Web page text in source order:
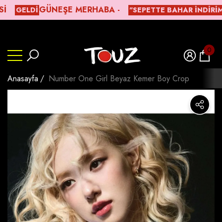
GELDİㅤGÜNEŞE MERHABA - "SEPETTE BAHAR
0
0
ürün
Anasayfa Number One Girl Beyaz Kemer Boy Crop